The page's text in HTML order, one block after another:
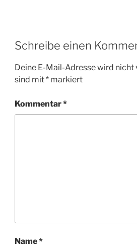
Schreibe einen
Deine E-Mail-Adresse wird
sind mit* markiert
Kommentar*
Name*